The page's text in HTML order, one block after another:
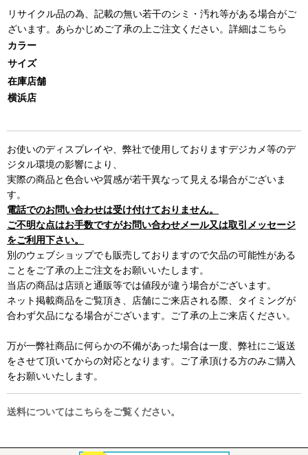
リサイクル品の為、記載の無い若干のシミ・汚れ等がある場合がご
ざいます。あらかじめご了承の上ご注文ください。詳細はこちら
カラー
サイズ
在庫店舗
横浜店
お使いのディスプレイや、弊社で使用しておりますデジカメ等のデ
ジタル環境の影響により、
実際の商品と色合いや質感が若干異なって見える場合がございま
す。
電話でのお問い合わせは受け付けておりません。
ご不明な点はお手数ですがお問い合わせメール又は取引メッセージ
をご利用下さい。
別のウェブショップでも販売しておりますので欠品の可能性がある
ことをご了承の上ご注文をお願いいたします。
当店の商品は店頭と通販等では値段が違う場合がございます。
ネット掲載商品をご覧頂き、店舗にご来店される際、タイミングが
合わず欠品になる場合がございます。ご了承の上ご来店ください。
万が一弊社商品に何らかの不備があった場合は一度、弊社にご返送
をさせて頂いてからの対応となります。ご了承頂ける方のみご購入
をお願いいたします。
送料についてはこちらをご覧ください。